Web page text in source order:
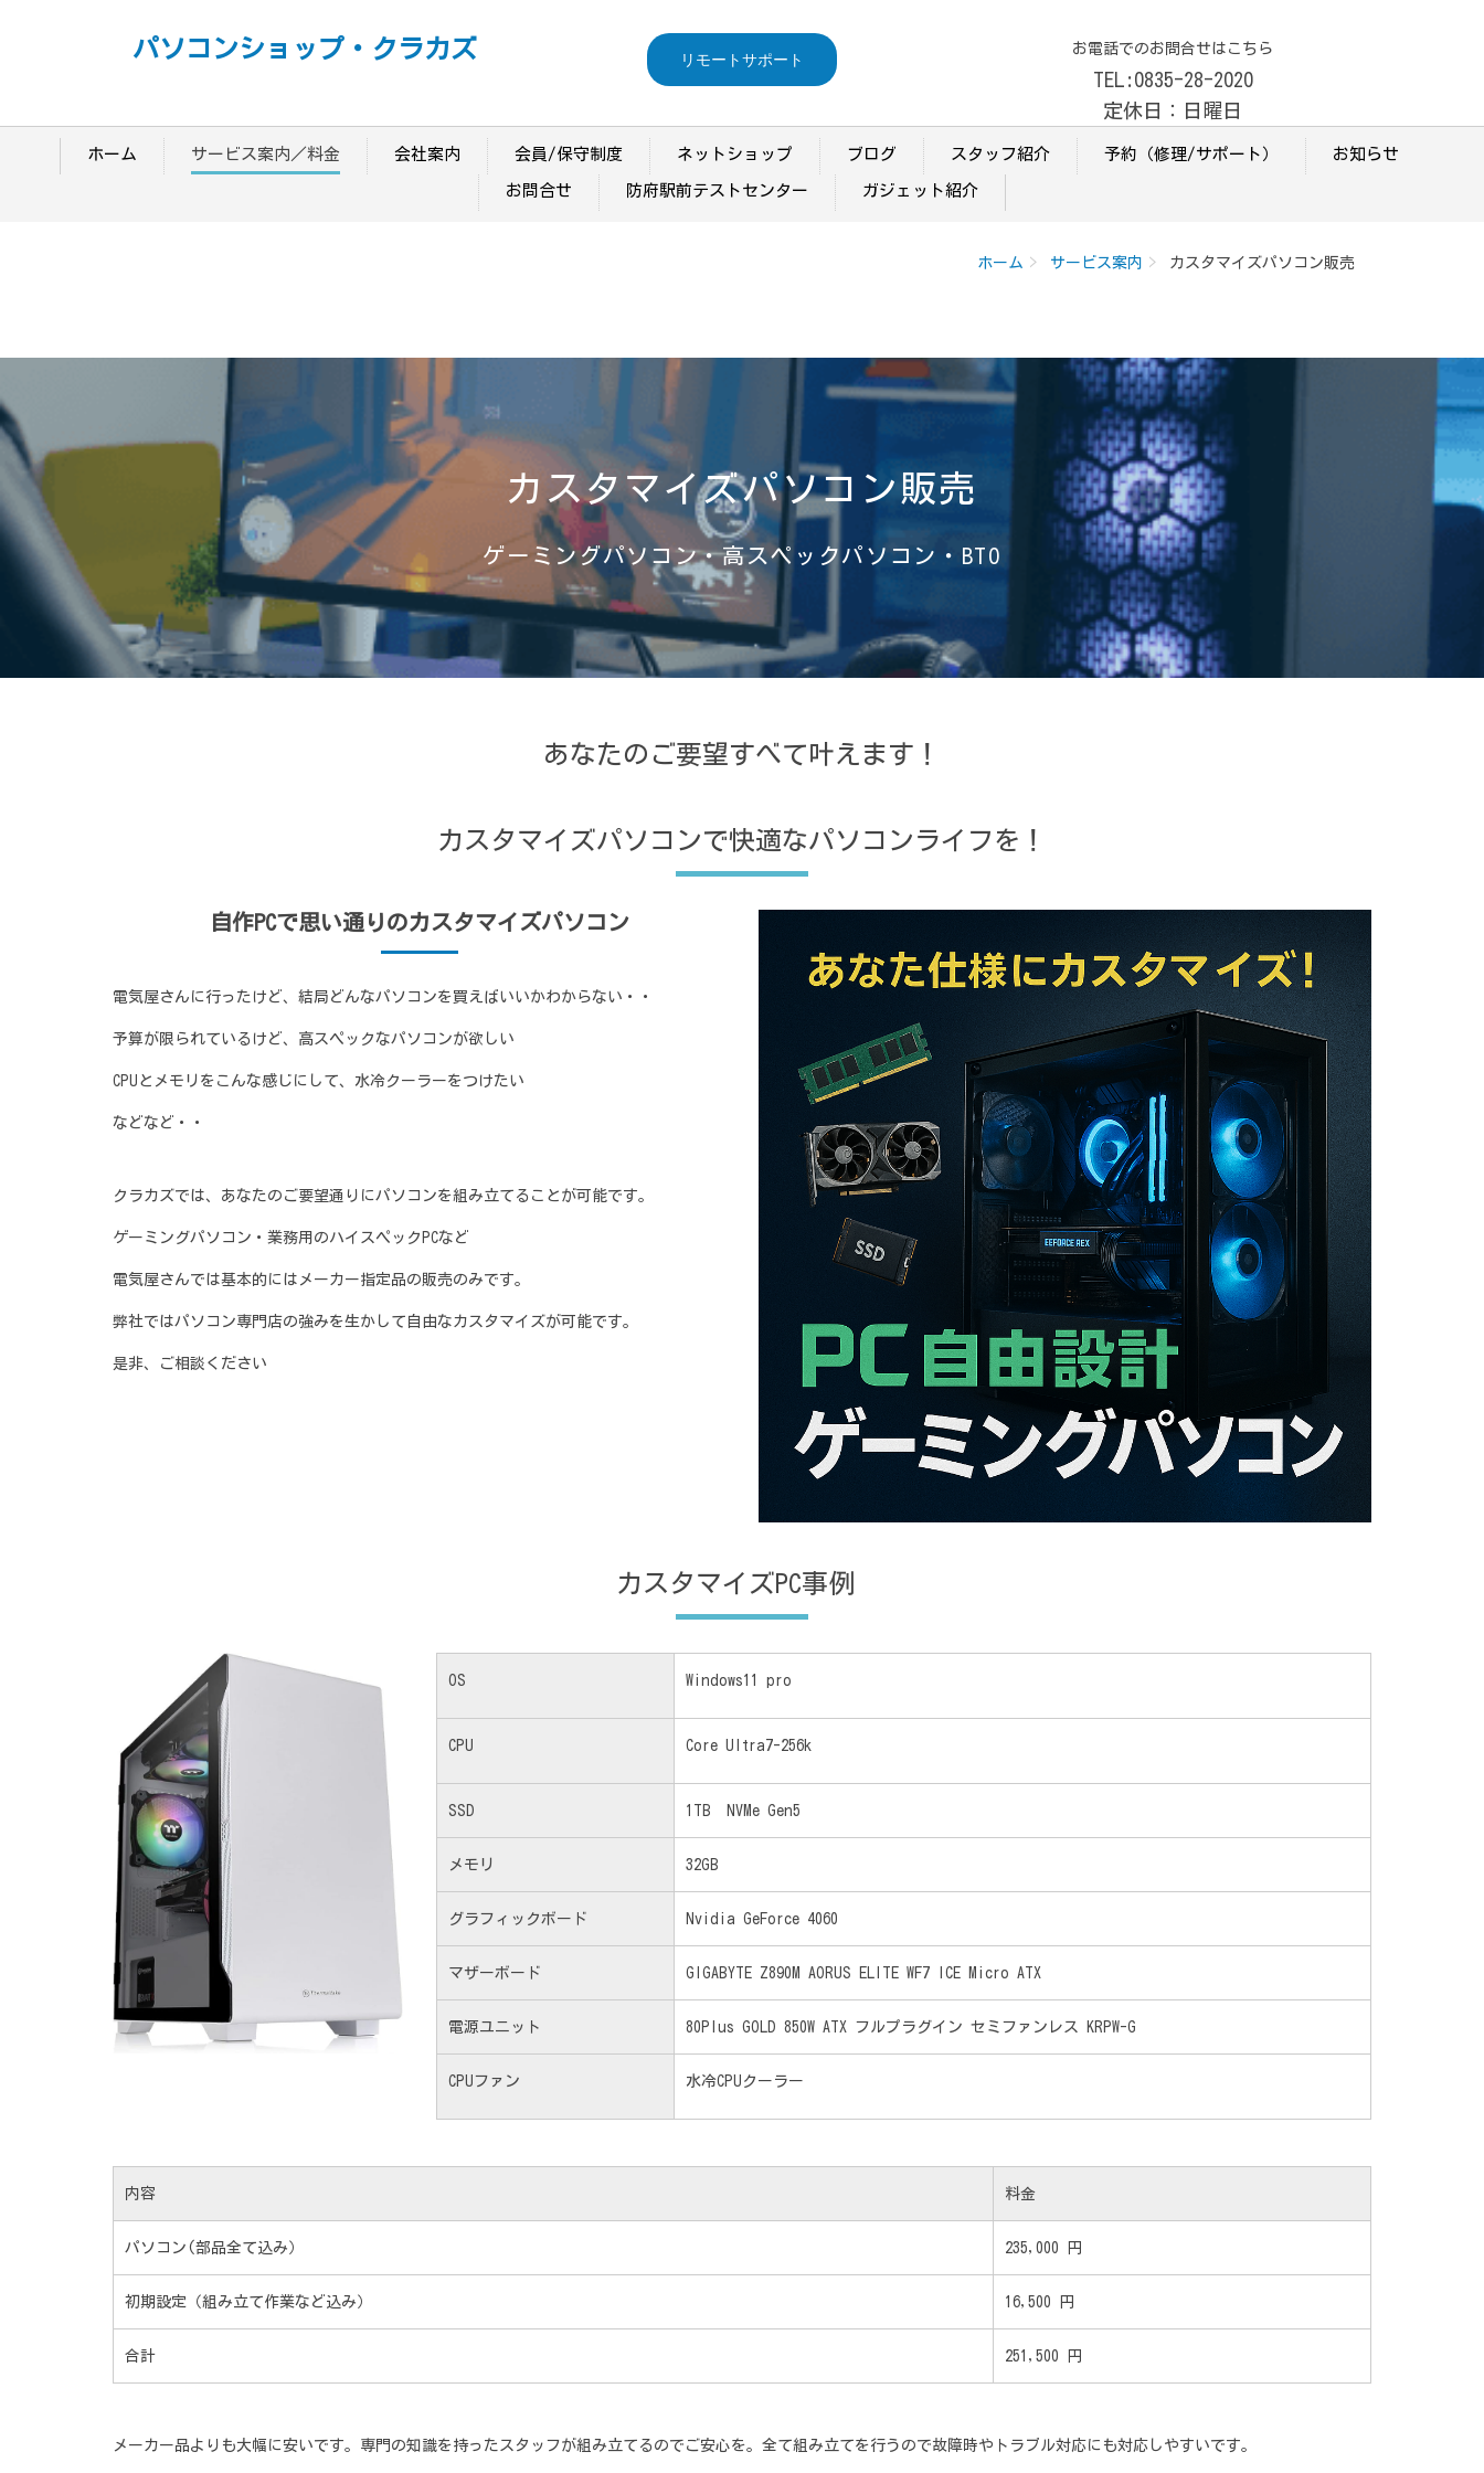
パソコンショップ・クラカズ リモートサポート
お電話でのお問合せはこちら
TEL:0835-28-2020
定休日：日曜日
ホーム サービス案内／料金 会社案内 会員/保守制度 ネットショップ ブログ スタッフ紹介 予約（修理/サポート） お知らせ
お問合せ 防府駅前テストセンター ガジェット紹介
ホーム サービス案内 カスタマイズパソコン販売
カスタマイズパソコン販売
ゲーミングパソコン・高スペックパソコン・BTO
あなたのご要望すべて叶えます！
カスタマイズパソコンで快適なパソコンライフを！
自作PCで思い通りのカスタマイズパソコン
電気屋さんに行ったけど、結局どんなパソコンを買えばいいかわからない・・
予算が限られているけど、高スペックなパソコンが欲しい
CPUとメモリをこんな感じにして、水冷クーラーをつけたい
などなど・・
クラカズでは、あなたのご要望通りにパソコンを組み立てることが可能です。
ゲーミングパソコン・業務用のハイスペックPCなど
電気屋さんでは基本的にはメーカー指定品の販売のみです。
弊社ではパソコン専門店の強みを生かして自由なカスタマイズが可能です。
是非、ご相談ください
カスタマイズPC事例
OS Windows11 pro
CPU Core Ultra7-256k
SSD 1TB NVMe Gen5
メモリ 32GB
グラフィックボード Nvidia GeForce 4060
マザーボード GIGABYTE Z890M AORUS ELITE WF7 ICE Micro ATX
電源ユニット 80Plus GOLD 850W ATX フルプラグイン セミファンレス KRPW-G
CPUファン 水冷CPUクーラー
内容 料金
パソコン(部品全て込み） 235,000 円
初期設定（組み立て作業など込み） 16,500 円
合計 251,500 円
メーカー品よりも大幅に安いです。専門の知識を持ったスタッフが組み立てるのでご安心を。全て組み立てを行うので故障時やトラブル対応にも対応しやすいです。